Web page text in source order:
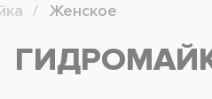
Женское